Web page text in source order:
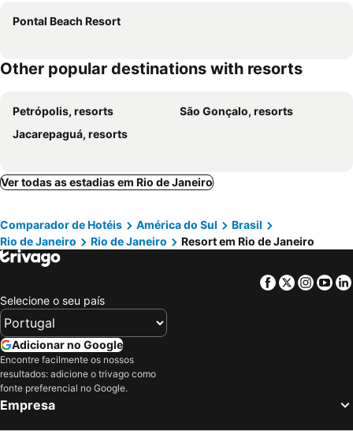
Pontal Beach Resort
Other popular destinations with resorts
Petrópolis, resorts
São Gonçalo, resorts
Jacarepaguá, resorts
Ver todas as estadias em Rio de Janeiro
Comparador de Hotéis América do Sul
Brasil
Rio de Janeiro
Rio de Janeiro Resort em Rio de Janeiro
Facebook
Twitter
Selecione o seu país
Adicionar no Google
Encontre facilmente os nossos
resultados: adicione o trivago como
fonte preferencial no Google.
Empresa